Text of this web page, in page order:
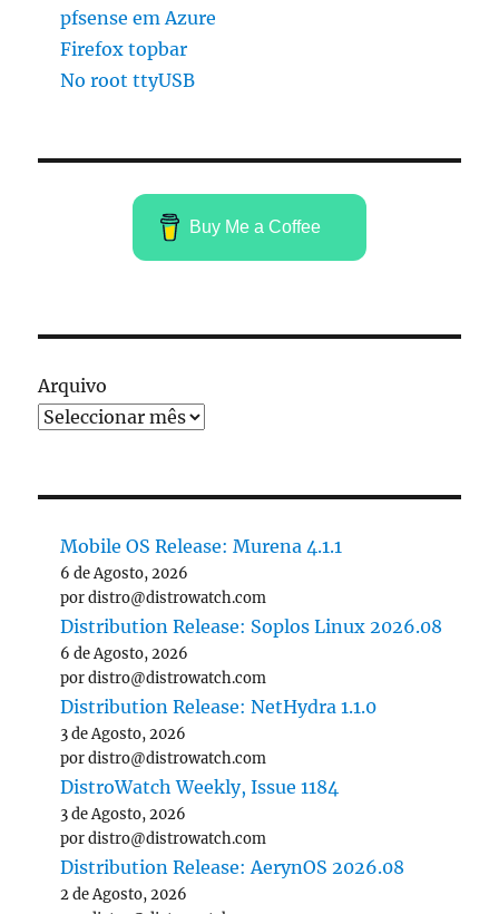
pfsense em Azure
Firefox topbar
No root ttyUSB
Buy Me a Coffee
Arquivo
Mobile OS Release: Murena 4.1.1
6 de Agosto, 2026
por distro@distrowatch.com
Distribution Release: Soplos Linux 2026.08
6 de Agosto, 2026
por distro@distrowatch.com
Distribution Release: NetHydra 1.1.0
3 de Agosto, 2026
por distro@distrowatch.com
DistroWatch Weekly, Issue 1184
3 de Agosto, 2026
por distro@distrowatch.com
Distribution Release: AerynOS 2026.08
2 de Agosto, 2026